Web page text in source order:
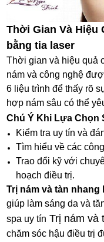
Thời Gian Và Hiệu
bằng tia laser
Thời gian và hiệu quả
nám và công nghệ
6 liệu trình để thấy rõ
hợp nám sâu có thể
Chú Ý Khi Lựa Chọn
Kiểm tra uy tín và
Tìm hiểu về các
Trao đổi kỹ với
hoạch điều trị.
Trị nám và tàn nhang
giúp làm sáng da và
spa uy tín Trị nám và
chăm sóc hậu điều trị